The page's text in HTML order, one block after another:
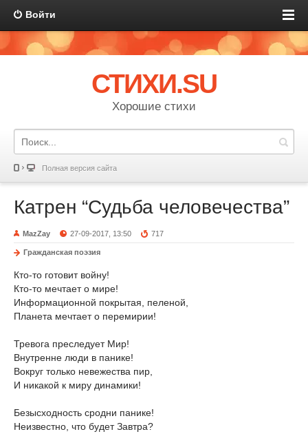
Войти
СТИХИ.SU
Хорошие стихи
Полная версия сайта
Катрен “Судьба человечества”
MazZay 27-09-2017, 13:50 717
Гражданская поэзия
Кто-то готовит войну!
Кто-то мечтает о мире!
Информационной покрытая, пеленой,
Планета мечтает о перемирии!
Тревога преследует Мир!
Внутренне люди в панике!
Вокруг только невежества пир,
И никакой к миру динамики!
Безысходность сродни панике!
Неизвестно, что будет Завтра?